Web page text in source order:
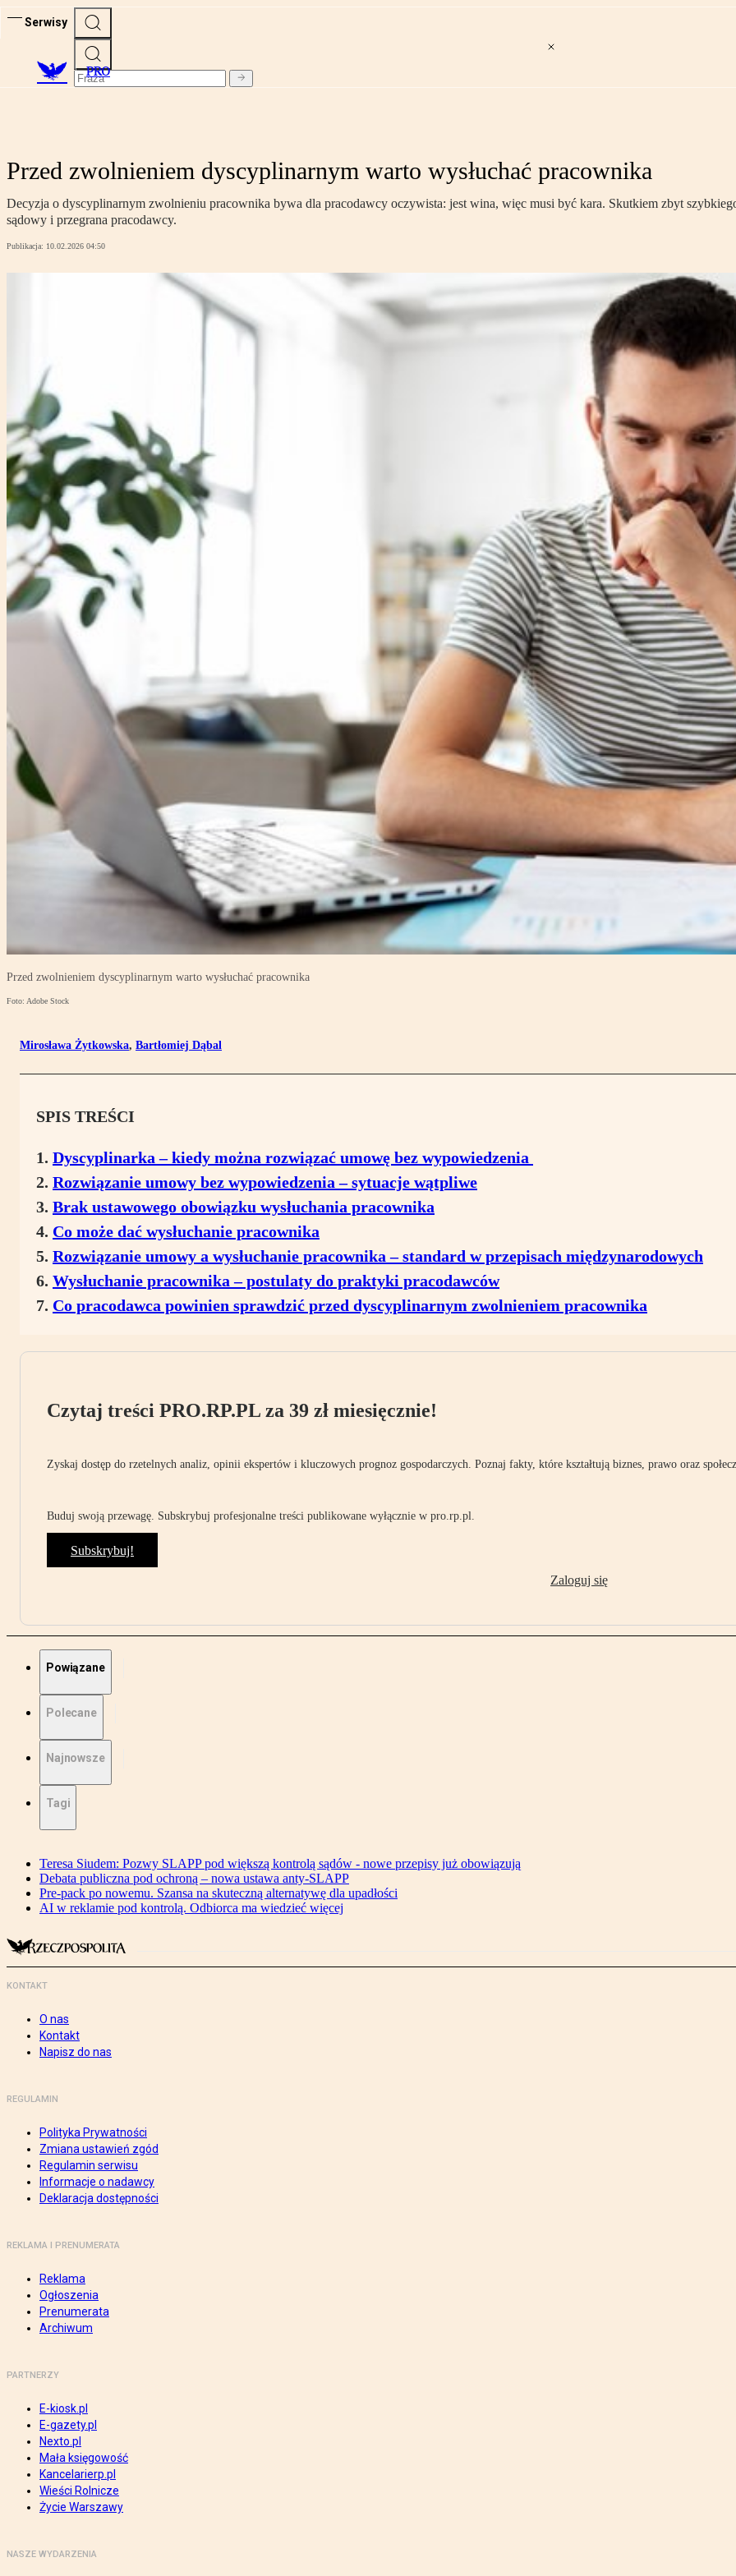
Serwisy
PRO
Przed zwolnieniem dyscyplinarnym warto wysłuchać pracownika
Decyzja o dyscyplinarnym zwolnieniu pracownika bywa dla pracodawcy oczywista: jest wina, więc musi być kara. Skutkiem zbyt
sądowy i przegrana pracodawcy.
Publikacja: 10.02.2026 04:50
Przed zwolnieniem dyscyplinarnym warto wysłuchać pracownika
Foto: Adobe Stock
Mirosława Żytkowska, Bartłomiej Dąbal
SPIS TREŚCI
Dyscyplinarka – kiedy można rozwiązać umowę bez wypowiedzenia
Rozwiązanie umowy bez wypowiedzenia – sytuacje wątpliwe
Brak ustawowego obowiązku wysłuchania pracownika
Co może dać wysłuchanie pracownika
Rozwiązanie umowy a wysłuchanie pracownika – standard w przepisach międzynarodowych
Wysłuchanie pracownika – postulaty do praktyki pracodawców
Co pracodawca powinien sprawdzić przed dyscyplinarnym zwolnieniem pracownika
Czytaj treści PRO.RP.PL za 39 zł miesięcznie!
Zyskaj dostęp do rzetelnych analiz, opinii ekspertów i kluczowych prognoz gospodarczych. Poznaj fakty, które kształtują biznes, prawo oraz
Buduj swoją przewagę. Subskrybuj profesjonalne treści publikowane wyłącznie w pro.rp.pl.
Subskrybuj!
Zaloguj się
Powiązane
Polecane
Najnowsze
Tagi
Teresa Siudem: Pozwy SLAPP pod większą kontrolą sądów - nowe przepisy już obowiązują
Debata publiczna pod ochroną – nowa ustawa anty-SLAPP
Pre-pack po nowemu. Szansa na skuteczną alternatywę dla upadłości
AI w reklamie pod kontrolą. Odbiorca ma wiedzieć więcej
KONTAKT
O nas
Kontakt
Napisz do nas
REGULAMIN
Polityka Prywatności
Zmiana ustawień zgód
Regulamin serwisu
Informacje o nadawcy
Deklaracja dostępności
REKLAMA I PRENUMERATA
Reklama
Ogłoszenia
Prenumerata
Archiwum
PARTNERZY
E-kiosk.pl
E-gazety.pl
Nexto.pl
Mała księgowość
Kancelarierp.pl
Wieści Rolnicze
Życie Warszawy
NASZE WYDARZENIA